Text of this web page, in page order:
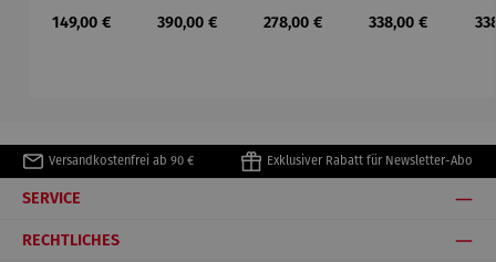
Regulärer Preis:
149,00 € Regulärer Preis:
390,00 €
essin
Regulärer Preis:
278,00 €
& Holz –
Regulärer Preis:
338,00 €
Versandkostenfrei ab 90 € Exklusiver Rabatt für Newsletter-Abo
SERVICE
RECHTLICHES